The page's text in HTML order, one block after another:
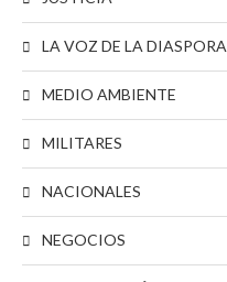
LA VOZ DE LA DIASPORA
MEDIO AMBIENTE
MILITARES
NACIONALES
NEGOCIOS